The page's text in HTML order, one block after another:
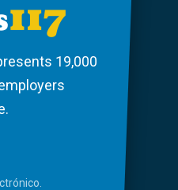
19,000